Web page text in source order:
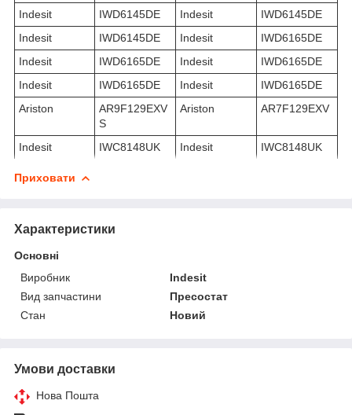
Indesit
IWD6145DE Indesit
IWD6145DE
Indesit
IWD6145DE Indesit
IWD6165DE
Indesit
IWD6165DE Indesit
IWD6165DE
Indesit
IWD6165DE Indesit
IWD6165DE
Ariston
AR9F129EXV
S
Ariston AR7F129EXV
Indesit IWC8148UK Indesit IWC8148UK
Приховати
Характеристики
Основні
Виробник
Indesit
Вид запчастини
Пресостат
Стан
Новий
Умови доставки
Нова Пошта